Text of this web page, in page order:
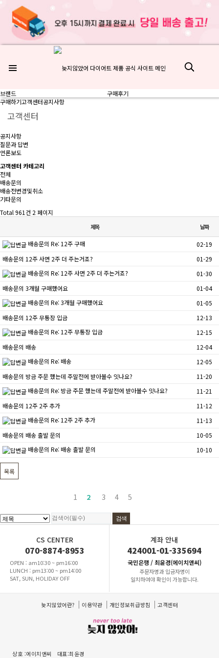
브랜드
구매후기
구매하기고객센터공지사항
고객센터
공지사항
질문과 답변
언론보도
고객센터 카테고리
전체
배송문의
배송전변경및취소
기타문의
Total 961건 2 페이지
제목 날짜
배송문의 Re: 12주 구매
02-19
배송문의 12주 사면 2주 더 주는거죠?
01-29
배송문의 Re: 12주 사면 2주 더 주는거죠?
01-30
배송문의 3개월 구매했어요
01-04
배송문의 Re: 3개월 구매했어요
01-05
배송문의 12주 무통장 입금
12-13
배송문의 Re: 12주 무통장 입금
12-15
배송문의 배송
12-04
배송문의 Re: 배송
12-05
배송문의 방금 주문 했는데 주말전에 받아볼수 잇나요?
11-20
배송문의 Re: 방금 주문 했는데 주말전에 받아볼수 잇나요?
11-21
배송문의 12주 2주 추가
11-12
배송문의 Re: 12주 2주 추가
11-13
배송문의 배송 출발 문의
10-05
배송문의 Re: 배송 출발 문의 10-10
목록
1 2 3 4 5
CS CENTER
070-8874-8953
OPEN : am10:30 ~ pm16:00
LUNCH : pm13:00 ~ pm14:00
SAT, SUN, HOLIDAY OFF
계좌 안내
424001-01-335694
국민은행 / 최윤경(에이치앤씨)
주문자명과 입금자명이
일치하여야 확인이 가능합니다.
늦지않았어란? 이용약관 개인정보취급방침 고객센터
상호 :에이치앤씨
대표:최윤경